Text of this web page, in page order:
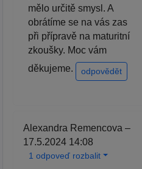
mělo určitě smysl. A
obrátíme se na vás zas
při přípravě na maturitní
zkoušky. Moc vám
děkujeme.
odpovědět
Alexandra Remencova –
17.5.2024 14:08
1 odpoveď rozbalit